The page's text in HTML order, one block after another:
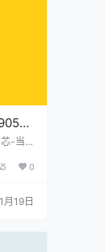
(亲
-当
0
月19日